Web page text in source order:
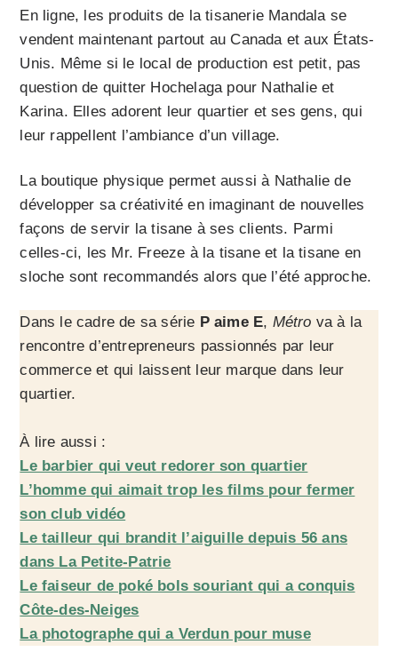
En ligne, les produits de la tisanerie Mandala se
vendent maintenant partout au Canada et aux États-
Unis. Même si le local de production est petit, pas
question de quitter Hochelaga pour Nathalie et
Karina. Elles adorent leur quartier et ses gens, qui
leur rappellent l’ambiance d’un village.
La boutique physique permet aussi à Nathalie de
développer sa créativité en imaginant de nouvelles
façons de servir la tisane à ses clients. Parmi
celles-ci, les Mr. Freeze à la tisane et la tisane en
sloche sont recommandés alors que l’été approche.
Dans le cadre de sa série P aime E, Métro va à la
rencontre d’entrepreneurs passionnés par leur
commerce et qui laissent leur marque dans leur
quartier.
À lire aussi :
Le barbier qui veut redorer son quartier
L’homme qui aimait trop les films pour fermer
son club vidéo
Le tailleur qui brandit l’aiguille depuis 56 ans
dans La Petite-Patrie
Le faiseur de poké bols souriant qui a conquis
Côte-des-Neiges
La photographe qui a Verdun pour muse